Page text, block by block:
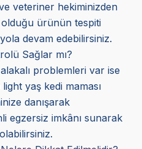
veteriner hekiminizden
olduğu ürünün tespiti
devam edebilirsiniz.
Sağlar mı?
problemleri var ise
yaş kedi maması
danışarak
egzersiz imkânı sunarak